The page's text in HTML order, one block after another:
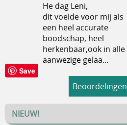
Save
He dag Leni,
dit voelde voor mij als
een heel accurate
boodschap, heel
herkenbaar,ook in alle
aanwezige gelaa...
Beoordelingen
NIEUW!